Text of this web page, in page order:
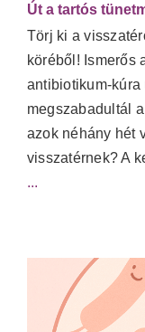
Út a tartós
Törj ki a
köréből! Ismerős
antibiotikum-
megszabadultál
azok néhány hét
visszatérnek? A
...